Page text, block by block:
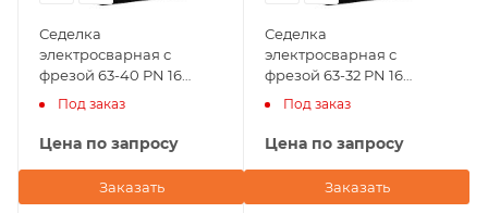
Седелка
электросварная с
фрезой 63-40 PN 16
TAPPING TEE WITHOUT
VALVE-360' BORFIT
(Турция)
Под заказ
Цена по запросу
Заказать
Седелка
электросварная с
фрезой 63-32 PN 16
TAPPING TEE WITHOUT
VALVE-360' BORFIT
(Турция)
Под заказ
Цена по запросу
Заказать